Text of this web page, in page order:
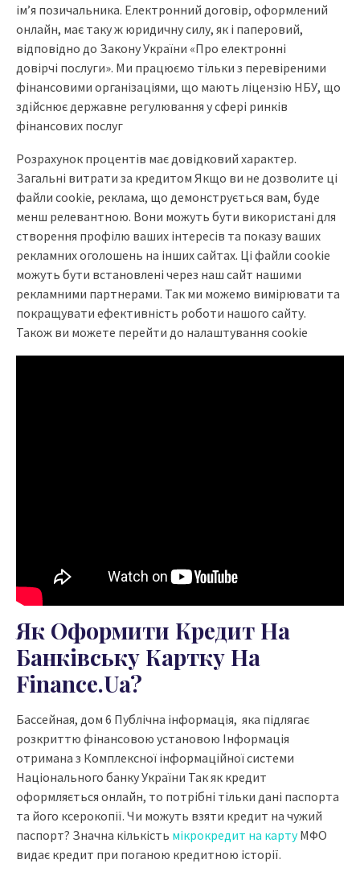
ім’я позичальника. Електронний договір, оформлений
онлайн, має таку ж юридичну силу, як і паперовий,
відповідно до Закону України «Про електронні
довірчі послуги». Ми працюємо тільки з перевіреними
фінансовими організаціями, що мають ліцензію НБУ, що
здійснює державне регулювання у сфері ринків
фінансових послуг
Розрахунок процентів має довідковий характер.
Загальні витрати за кредитом Якщо ви не дозволите ці
файли cookie, реклама, що демонструється вам, буде
менш релевантною. Вони можуть бути використані для
створення профілю ваших інтересів та показу ваших
рекламних оголошень на інших сайтах. Ці файли cookie
можуть бути встановлені через наш сайт нашими
рекламними партнерами. Так ми можемо вимірювати та
покращувати ефективність роботи нашого сайту.
Також ви можете перейти до налаштування cookie
Як Оформити Кредит На
Банківську Картку На
Finance.ua?
Бассейная, дом 6 Публічна інформація, яка підлягає
розкриттю фінансовою установою Інформація
отримана з Комплексної інформаційної системи
Національного банку України Так як кредит
оформляється онлайн, то потрібні тільки дані паспорта
та його ксерокопії. Чи можуть взяти кредит на чужий
паспорт? Значна кількість мікрокредит на картуМФО
видає кредит при поганою кредитною історії.